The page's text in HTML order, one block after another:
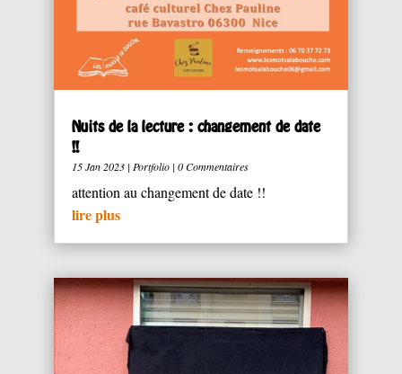
Nuits de la lecture : changement de date
!!
15 Jan 2023| Portfolio| 0 Commentaires
attention au changement de date !!
lire plus